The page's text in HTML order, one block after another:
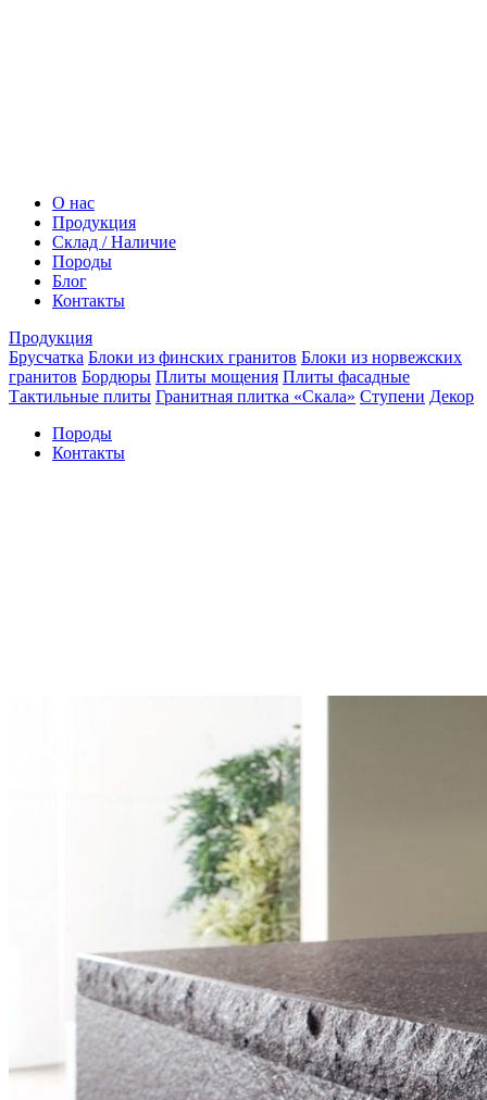
О нас
Продукция
Склад / Наличие
Породы
Блог
Контакты
Продукция
Брусчатка Блоки из финских гранитов Блоки из норвежских
гранитов Бордюры Плиты мощения Плиты фасадные
Тактильные плиты Гранитная плитка «Скала» Ступени Декор
Породы
Контакты